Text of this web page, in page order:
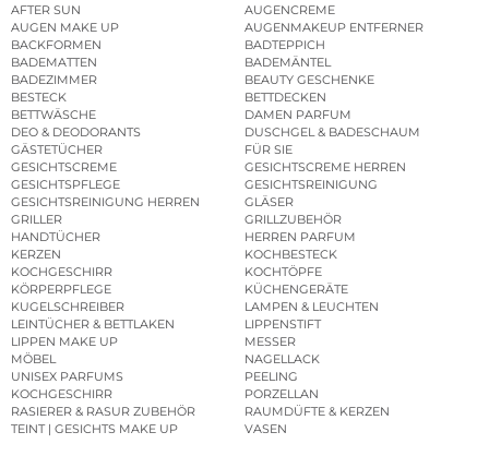
AFTER SUN
AUGENCREME
AUGEN MAKE UP
AUGENMAKEUP ENTFERNER
BACKFORMEN
BADTEPPICH
BADEMATTEN
BADEMÄNTEL
BADEZIMMER
BEAUTY GESCHENKE
BESTECK
BETTDECKEN
BETTWÄSCHE
DAMEN PARFUM
DEO & DEODORANTS
DUSCHGEL & BADESCHAUM
GÄSTETÜCHER
FÜR SIE
GESICHTSCREME
GESICHTSCREME HERREN
GESICHTSPFLEGE
GESICHTSREINIGUNG
GESICHTSREINIGUNG HERREN
GLÄSER
GRILLER
GRILLZUBEHÖR
HANDTÜCHER
HERREN PARFUM
KERZEN
KOCHBESTECK
KOCHGESCHIRR
KOCHTÖPFE
KÖRPERPFLEGE
KÜCHENGERÄTE
KUGELSCHREIBER
LAMPEN & LEUCHTEN
LEINTÜCHER & BETTLAKEN
LIPPENSTIFT
LIPPEN MAKE UP
MESSER
MÖBEL
NAGELLACK
UNISEX PARFUMS
PEELING
KOCHGESCHIRR
PORZELLAN
RASIERER & RASUR ZUBEHÖR
RAUMDÜFTE & KERZEN
TEINT | GESICHTS MAKE UP
VASEN